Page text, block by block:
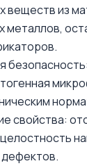
веществ из
металлов,
безопасность:
свойства:
дефектов.